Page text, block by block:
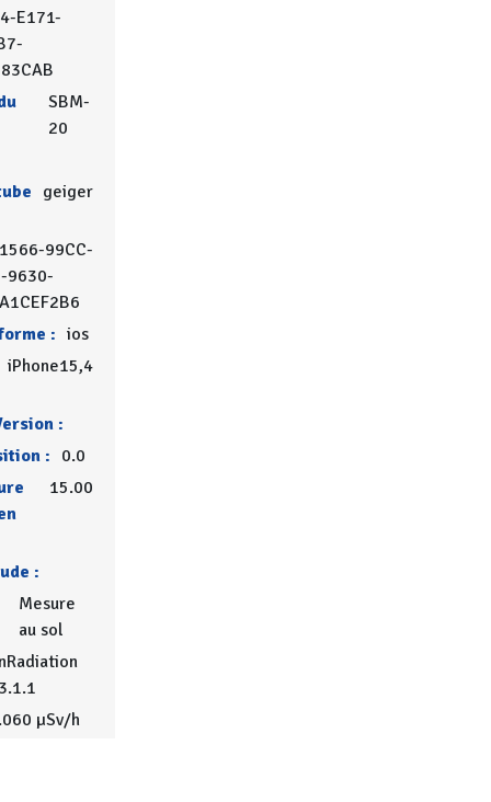
E171-
SBM-
20
geiger
99CC-
9630-
: ios
iPhone15,4
:
:
0.0
15.00
:
Mesure
au sol
µSv/h